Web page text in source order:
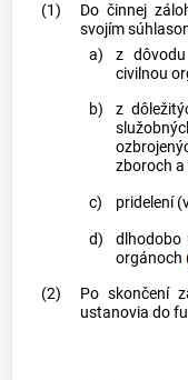
(1)
Do činnej
svojím
a)
z
civilnou
b)
z
zboroch
c)
pridelení
d)
dlhodobo
orgánoch
(2)
Po skončení
ustanovia do